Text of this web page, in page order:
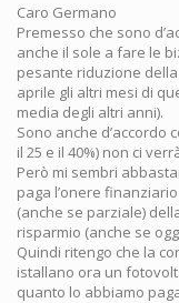
Caro Germano
Premesso che sono
anche il sole a fare le
pesante riduzione
aprile gli altri mesi di
media degli altri anni).
Sono anche d’accordo
il 25 e il 40%) non ci
Però mi sembri
paga l’onere
(anche se parziale)
risparmio (anche se
Quindi ritengo che la
istallano ora un
quanto lo abbiamo